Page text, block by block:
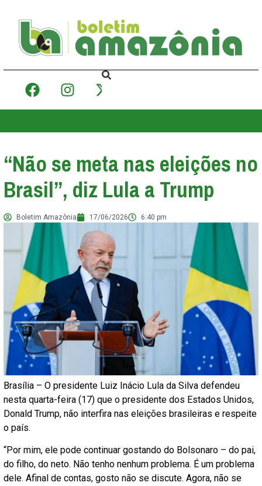
“Não se meta nas eleições no
Brasil”, diz Lula a Trump
Boletim Amazônia 17/06/2026 6:40 pm
Brasília – O presidente Luiz Inácio Lula da Silva defendeu
nesta quarta-feira (17) que o presidente dos Estados Unidos,
Donald Trump, não interfira nas eleições brasileiras e respeite
o país.
“Por mim, ele pode continuar gostando do Bolsonaro – do pai,
do filho, do neto. Não tenho nenhum problema. É um problema
dele. Afinal de contas, gosto não se discute. Agora, não se